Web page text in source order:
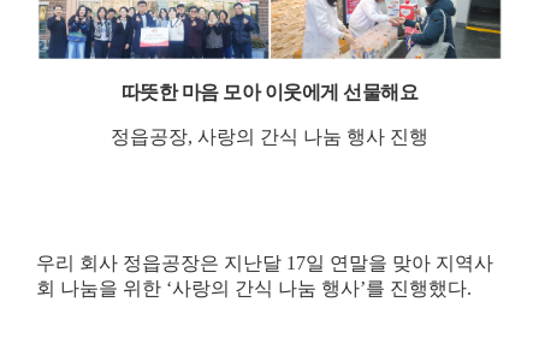
따뜻한 마음 모아 이웃에게 선물해요
정읍공장, 사랑의 간식 나눔 행사 진행
우리 회사 정읍공장은 지난달 17일 연말을 맞아 지역사
회 나눔을 위한 ‘사랑의 간식 나눔 행사’를 진행했다.